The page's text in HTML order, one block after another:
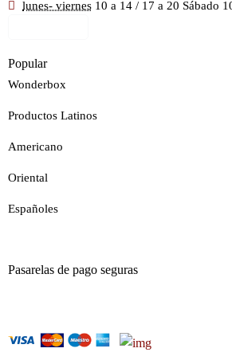
lunes- viernes 10 a 14 / 17 a 20 Sábado
Popular
Wonderbox
Productos Latinos
Americano
Oriental
Españoles
Pasarelas de pago seguras